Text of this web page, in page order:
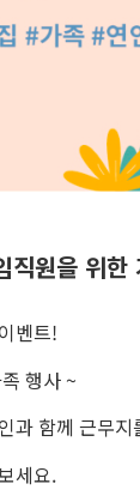
직원을 위한
벤트!
행사 ~
과 함께 근무
세요.